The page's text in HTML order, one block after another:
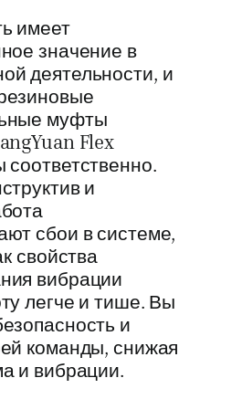
имеет
значение в
деятельности, и
муфты
Flex
соответственно.
и
сбои в системе,
свойства
вибрации
легче и тише. Вы
и
команды, снижая
и вибрации.